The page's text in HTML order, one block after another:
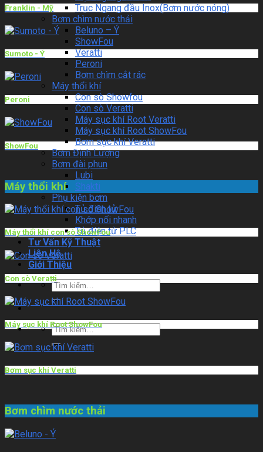
Trục Ngang đầu Inox(Bơm nước nóng)
Bơm chìm nước thải
Beluno – Ý
ShowFou
Veratti
Peroni
Bơm chìm cắt rác
Máy thổi khí
Con sò Showfou
Con sò Veratti
Máy sục khí Root Veratti
Máy sục khí Root ShowFou
Bơm sục khí Veratti
Bơm Định Lượng
Bơm đài phun
Lubi
Shakti
Phụ kiện bơm
Tủ điện tử
Khớp nối nhanh
Tủ điện tử PLC
Tư Vấn Kỹ Thuật
Liên Hệ
Giới Thiệu
Franklin - Mỹ
Sumoto - Ý
Peroni
ShowFou
Máy thổi khí
Máy thổi khí con sò ShowFou
Con sò Veratti
Máy sục khí Root ShowFou
Bơm sục khí Veratti
Bơm chìm nước thải